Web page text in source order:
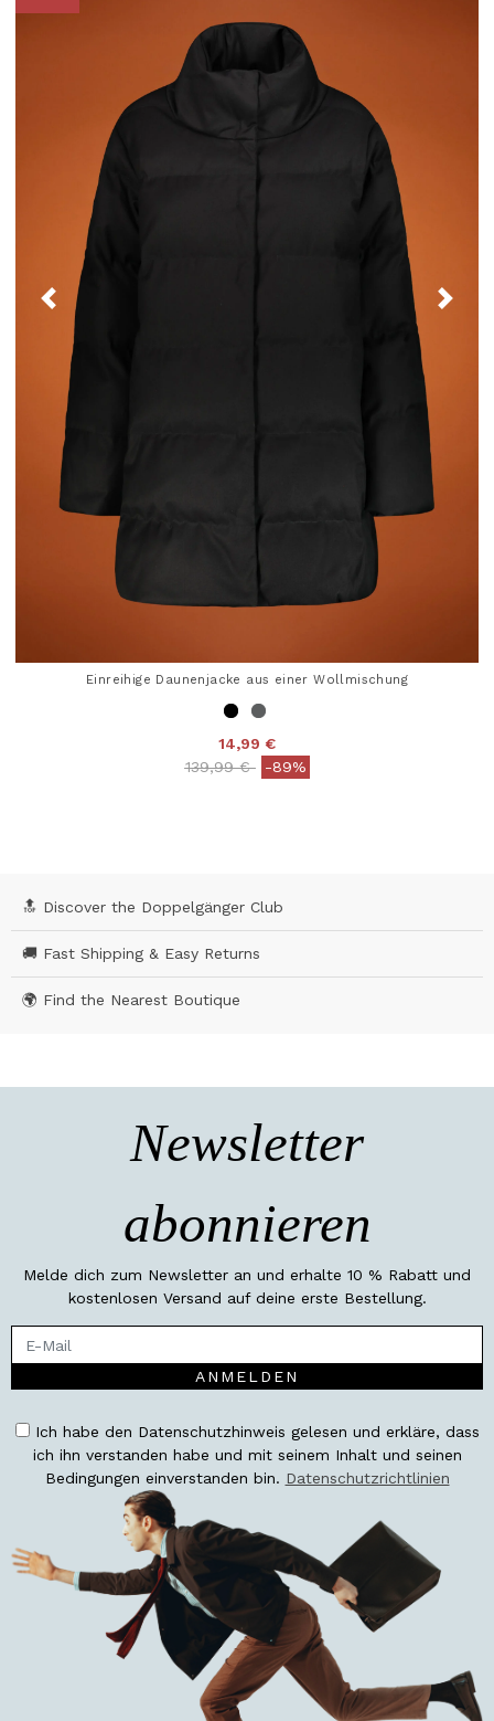
Einreihige Daunenjacke aus einer Wollmischung
14,99 €
Price reduced from
139,99 €to-89%
🔝 Discover the Doppelgänger Club
🚚 Fast Shipping & Easy Returns
🌍 Find the Nearest Boutique
Newsletter
abonnieren
Melde dich zum Newsletter an und erhalte 10 % Rabatt und
kostenlosen Versand auf deine erste Bestellung.
ANMELDEN
Ich habe den Datenschutzhinweis gelesen und erkläre, dass
ich ihn verstanden habe und mit seinem Inhalt und seinen
Bedingungen einverstanden bin. Datenschutzrichtlinien